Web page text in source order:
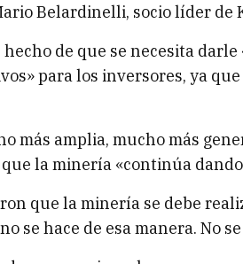
Belardinelli, socio líder de
de que se necesita darle
para los inversores, ya
más amplia, mucho más
la minería «continúa
que la minería se debe
se hace de esa manera. No